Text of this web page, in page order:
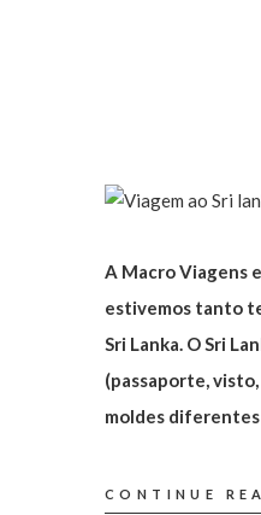
A Macro Viagens
estivemos tanto
Sri Lanka. O Sri
(passaporte,
moldes diferentes
CONTINUE